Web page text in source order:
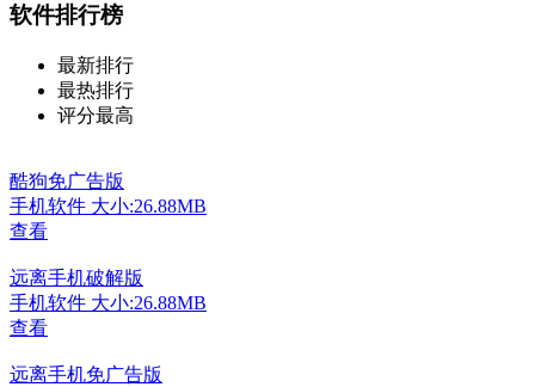
软件排行榜
最新排行
最热排行
评分最高
酷狗免广告版
手机软件 大小:26.88MB
查看
远离手机破解版
手机软件 大小:26.88MB
查看
远离手机免广告版